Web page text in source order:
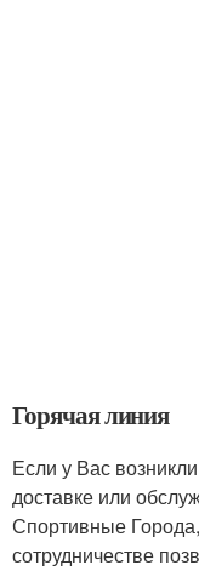
Горячая линия
Если у Вас
доставке или
Спортивные
сотрудничестве